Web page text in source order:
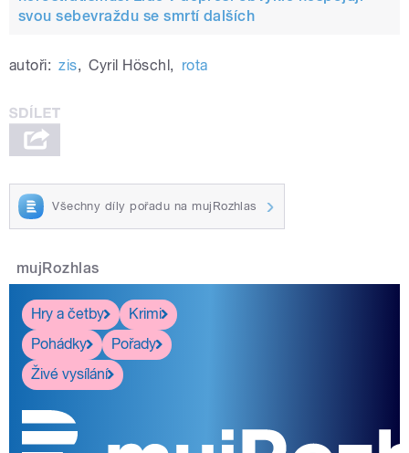
svou sebevraždu se smrtí dalších
autoři: zis, Cyril Höschl , rota
Všechny díly pořadu na mujRozhlas
mujRozhlas
Hry a četby
Krimi
Pohádky
Pořady
Živé vysílání